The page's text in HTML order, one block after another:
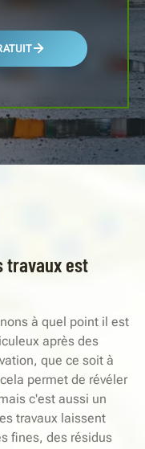
travaux est
à quel point il est
après des
que ce soit à
permet de révéler
c'est aussi un
travaux laissent
fines, des résidus